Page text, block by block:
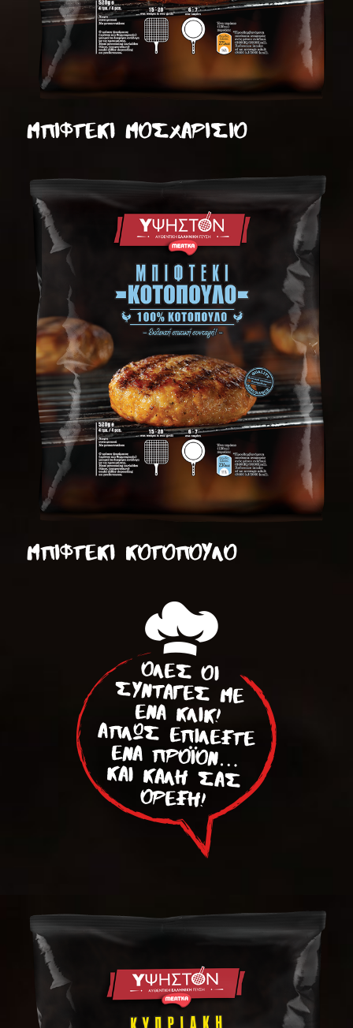
ΜΠΙΦΤΕΚΙ ΜΟΣΧΑΡΙΣΙΟ
ΜΠΙΦΤΕΚΙ ΚΟΤΟΠΟΥΛΟ